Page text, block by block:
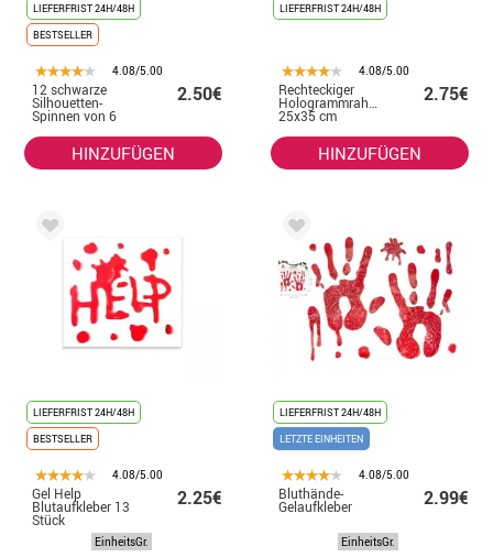
LIEFERFRIST 24H/48H
BESTSELLER
4.08/5.00
12 schwarze
Silhouetten-
Spinnen von 6
bis 19 cm
2.50€
HINZUFÜGEN
LIEFERFRIST 24H/48H
4.08/5.00
Rechteckiger
Hologrammrahmen
25x35 cm
2.75€
HINZUFÜGEN
LIEFERFRIST 24H/48H
BESTSELLER
4.08/5.00
Gel Help
Blutaufkleber 13
Stück
2.25€
EinheitsGr.
LIEFERFRIST 24H/48H
LETZTE EINHEITEN
4.08/5.00
Bluthände-
Gelaufkleber 2.99€
EinheitsGr.